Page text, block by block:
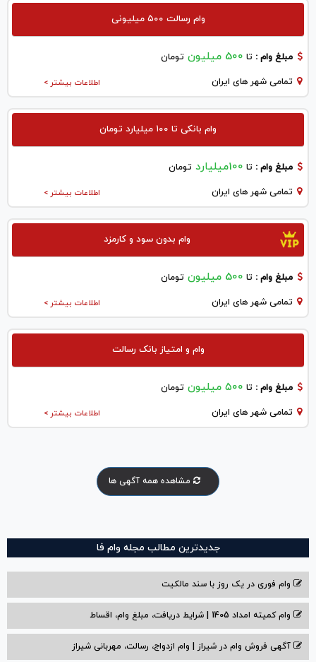
وام رسالت ۵۰۰ میلیونی
مبلغ وام : تا 500 میلیون تومان
اطلاعات بیشتر > تمامی شهر های ایران
وام بانکی تا ۱۰۰ میلیارد تومان
مبلغ وام : تا 100میلیارد تومان
اطلاعات بیشتر > تمامی شهر های ایران
وام بدون سود و کارمزد
مبلغ وام : تا 500 میلیون تومان
اطلاعات بیشتر > تمامی شهر های ایران
وام و امتیاز بانک رسالت
مبلغ وام : تا ۵۰۰ میلیون تومان
اطلاعات بیشتر > تمامی شهر های ایران
مشاهده همه آگهی ها
جدیدترین مطالب مجله وام فا
وام فوری در یک روز با سند مالکیت
وام کمیته امداد 1405 | شرایط دریافت، مبلغ وام، اقساط
آگهی فروش وام در شیراز | وام ازدواج، رسالت، مهربانی شیراز